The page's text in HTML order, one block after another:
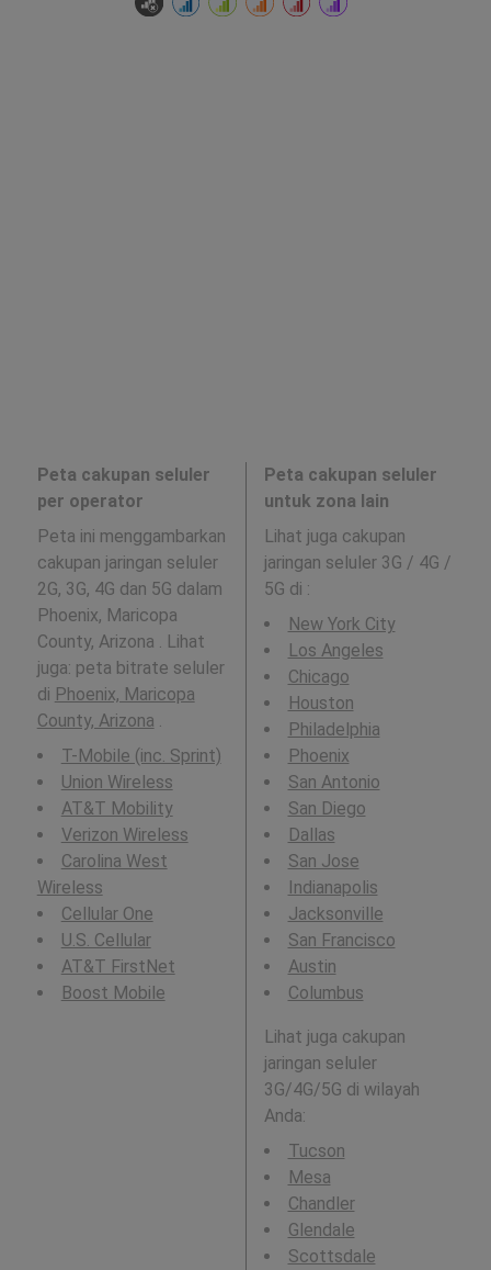
Peta cakupan seluler
per operator
Peta ini menggambarkan
cakupan jaringan seluler
2G, 3G, 4G dan 5G dalam
Phoenix, Maricopa
County, Arizona . Lihat
juga: peta bitrate seluler
di Phoenix, Maricopa
County, Arizona .
T-Mobile (inc. Sprint)
Union Wireless
AT&T Mobility
Verizon Wireless
Carolina West
Wireless
Cellular One
U.S. Cellular
AT&T FirstNet
Boost Mobile
Peta cakupan seluler
untuk zona lain
Lihat juga cakupan
jaringan seluler 3G / 4G /
5G di :
New York City
Los Angeles
Chicago
Houston
Philadelphia
Phoenix
San Antonio
San Diego
Dallas
San Jose
Indianapolis
Jacksonville
San Francisco
Austin
Columbus
Lihat juga cakupan
jaringan seluler
3G/4G/5G di wilayah
Anda:
Tucson
Mesa
Chandler
Glendale
Scottsdale